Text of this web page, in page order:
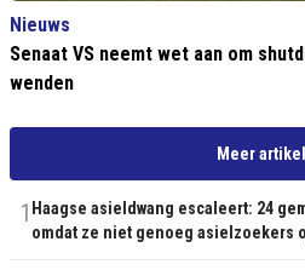
Nieuws
Senaat VS neemt wet aan om
wenden
Meer
1 Haagse asieldwang escaleert: 24
omdat ze niet genoeg asielzoekers